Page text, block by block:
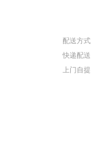
配送方式
快递配送
上门自提